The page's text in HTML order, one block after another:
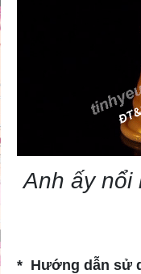
Anh ấy nổi
* Hướng dẫn sử